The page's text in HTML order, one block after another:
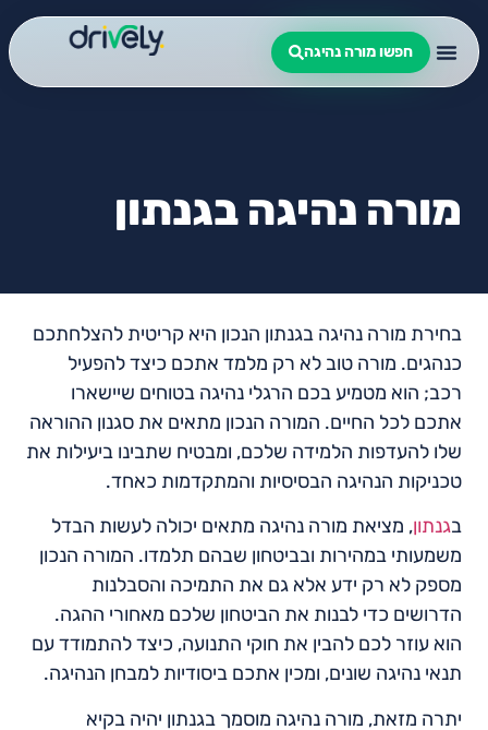
חפשו מורה נהיגה
מורה נהיגה בגנתון
בחירת מורה נהיגה בגנתון הנכון היא קריטית להצלחתכם
כנהגים. מורה טוב לא רק מלמד אתכם כיצד להפעיל
רכב; הוא מטמיע בכם הרגלי נהיגה בטוחים שיישארו
אתכם לכל החיים. המורה הנכון מתאים את סגנון ההוראה
שלו להעדפות הלמידה שלכם, ומבטיח שתבינו ביעילות את
טכניקות הנהיגה הבסיסיות והמתקדמות כאחד.
בגנתון, מציאת מורה נהיגה מתאים יכולה לעשות הבדל
משמעותי במהירות ובביטחון שבהם תלמדו. המורה הנכון
מספק לא רק ידע אלא גם את התמיכה והסבלנות
הדרושים כדי לבנות את הביטחון שלכם מאחורי ההגה.
הוא עוזר לכם להבין את חוקי התנועה, כיצד להתמודד עם
תנאי נהיגה שונים, ומכין אתכם ביסודיות למבחן הנהיגה.
יתרה מזאת, מורה נהיגה מוסמך בגנתון יהיה בקיא